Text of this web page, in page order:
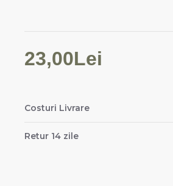
23,00Lei
Costuri Livrare
Retur 14 zile